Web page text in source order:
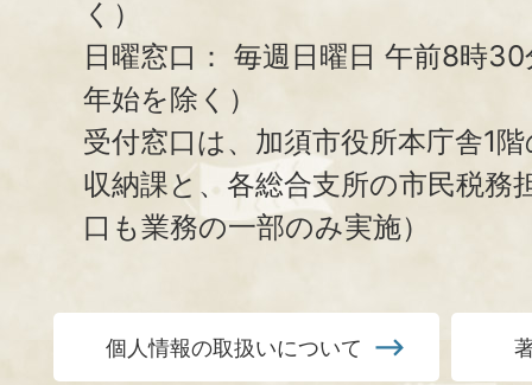
く）
日曜窓口： 毎週日曜日 午前8時
年始を除く）
受付窓口は、加須市役所本庁舎1
収納課と、 各総合支所の市民税務
口も業務の一部のみ実施）
個人情報の取扱いについて